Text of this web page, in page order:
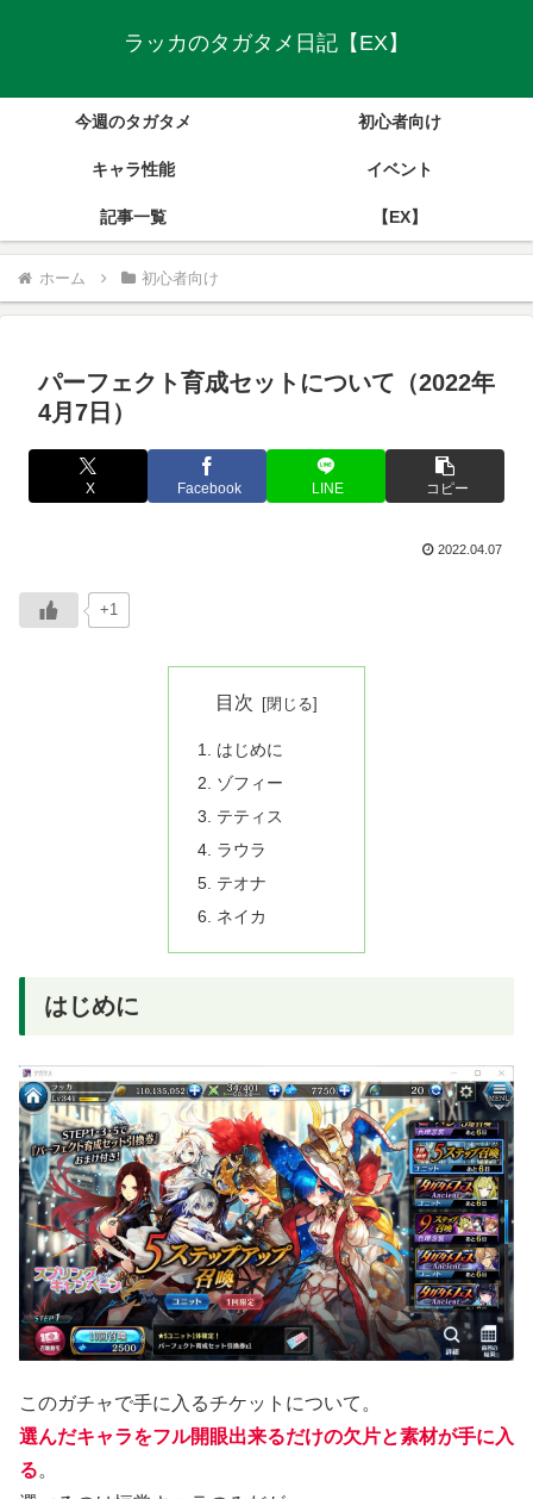
ラッカのタガタメ日記【EX】
今週のタガタメ 初心者向け
キャラ性能 イベント
記事一覧 【EX】
ホーム 初心者向け
パーフェクト育成セットについて（2022年
4月7日）
X Facebook LINE コピー
2022.04.07
+1
目次
はじめに
ゾフィー
テティス
ラウラ
テオナ
ネイカ
はじめに
このガチャで手に入るチケットについて。
選んだキャラをフル開眼出来るだけの欠片と素材が手に入
る。